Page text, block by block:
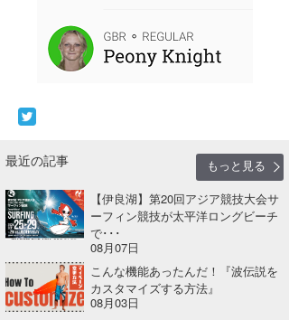
最近の記事
もっと見る
【伊良湖】第20回アジア競技大会サ
ーフィン競技が太平洋ロングビーチ
で･･･
08月07日
こんな機能あったんだ！『波伝説を
カスタマイズする方法』
08月03日
まっきー
上田純子
上條将美
唐澤予報士
SancheZ
ゴン